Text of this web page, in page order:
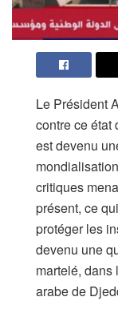
Le Président
contre ce état
est devenu
critiques
présent, ce
protéger les
devenu une
martelé, dans
arabe de